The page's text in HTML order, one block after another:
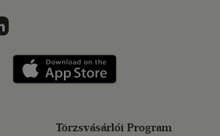
on
Instagramon
Libri a LinkedInen
applikáció Szerezd meg: Google
Törzsvásárlói Program